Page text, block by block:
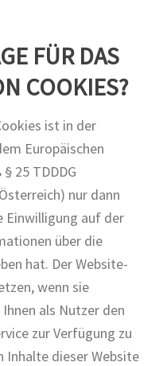
FÜR DAS
COOKIES?
ist in der
Europäischen
25 TDDDG
nur dann
Einwilligung auf der
über die
hat. Der Website-
wenn sie
als Nutzer den
zur Verfügung zu
Inhalte dieser Website